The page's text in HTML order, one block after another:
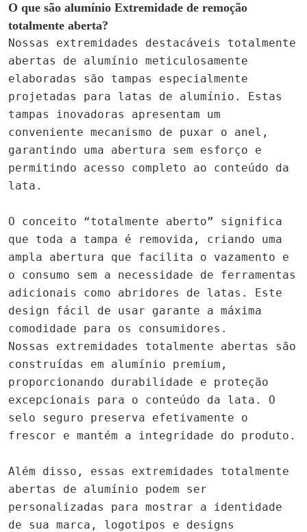
O que são alumínio Extremidade de remoção
totalmente aberta?
Nossas extremidades destacáveis totalmente
abertas de alumínio meticulosamente
elaboradas são tampas especialmente
projetadas para latas de alumínio. Estas
tampas inovadoras apresentam um
conveniente mecanismo de puxar o anel,
garantindo uma abertura sem esforço e
permitindo acesso completo ao conteúdo da
lata.
O conceito “totalmente aberto” significa
que toda a tampa é removida, criando uma
ampla abertura que facilita o vazamento e
o consumo sem a necessidade de ferramentas
adicionais como abridores de latas. Este
design fácil de usar garante a máxima
comodidade para os consumidores.
Nossas extremidades totalmente abertas são
construídas em alumínio premium,
proporcionando durabilidade e proteção
excepcionais para o conteúdo da lata. O
selo seguro preserva efetivamente o
frescor e mantém a integridade do produto.
Além disso, essas extremidades totalmente
abertas de alumínio podem ser
personalizadas para mostrar a identidade
de sua marca, logotipos e designs